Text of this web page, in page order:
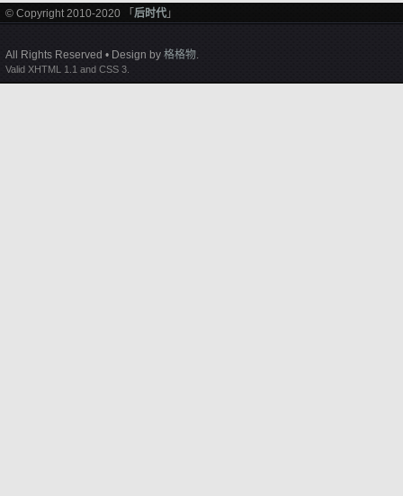
© Copyright 2010-2020 「 后时代 」
All Rights Reserved • Design by 格格物.
Valid XHTML 1.1 and CSS 3.